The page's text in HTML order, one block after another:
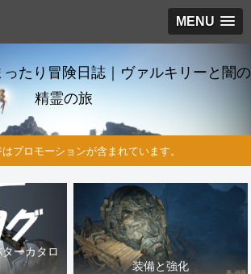
MENU
ったり冒険日誌｜ヴァルキリーと闇の
精霊の旅
プロモーションが含まれています。
ーカタロ
装備と強化